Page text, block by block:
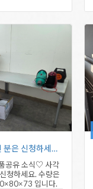
사각테이블이 필요하신 분은 신청하세요…
공유 소식♡ 사각
청하세요. 수량은
입니다.